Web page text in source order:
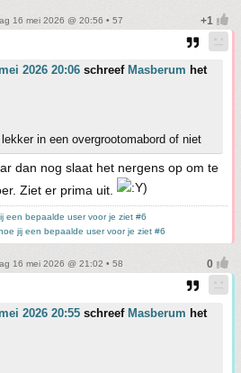
16 mei 2026 @ 20:56 • 57
2026 20:06 schreef Masberum het
in een overgrootomabord of niet
dan nog slaat het nergens op om te
Ziet er prima uit.
een bepaalde user voor je ziet #6
jij een bepaalde user voor je ziet #6
16 mei 2026 @ 21:02 • 58
2026 20:55 schreef Masberum het